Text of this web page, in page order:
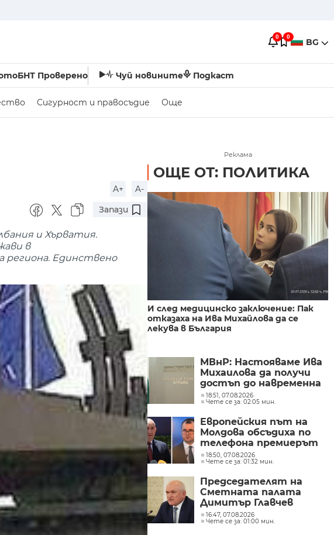
0 0 BG
БНТ Проверено Чуй новините Подкаст
Сигурност и правосъдие Още
A+
A-
Запази
и Хърватия.
в
региона. Единствено
Реклама
ОЩЕ ОТ: ПОЛИТИКА
И след медицинско заключение: Пак
отказаха на Ива Михайлова да се
лекува в България
МВнР: Настояваме Ива
Михаилова да получи
достъп до навременна
и адекватна
медицинска грижа
18:51, 07.08.2026
Чете се за: 02:05 мин.
Европейския път на
Молдова обсъдиха по
телефона премиерът
Радев и молдовският
му колега Тофан
18:50, 07.08.2026
Чете се за: 01:32 мин.
Председателят на
Сметната палата
Димитър Главчев
проверява служебния
премиер Димитър
16:47, 07.08.2026
Чете се за: 01:00 мин.